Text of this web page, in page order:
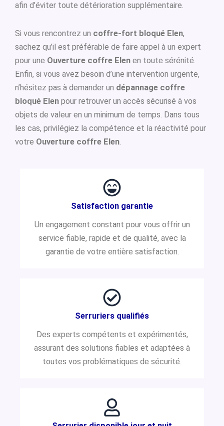
afin d’éviter toute détérioration supplémentaire.
Si vous rencontrez un coffre-fort bloqué Elen,
sachez qu’il est préférable de faire appel à un expert
pour une Ouverture coffre Elen en toute sérénité.
Enfin, si vous avez besoin d’une intervention urgente,
n’hésitez pas à demander un dépannage coffre
bloqué Elen pour retrouver un accès sécurisé à vos
objets de valeur en un minimum de temps. Dans tous
les cas, privilégiez la compétence et la réactivité pour
votre Ouverture coffre Elen.
Satisfaction garantie
Un engagement constant pour vous offrir un
service fiable, rapide et de qualité, avec la
garantie de votre entière satisfaction.
Serruriers qualifiés
Des experts compétents et expérimentés,
assurant des solutions fiables et adaptées à
toutes vos problématiques de sécurité.